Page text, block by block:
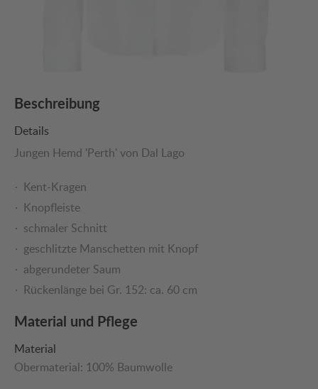
Beschreibung
Details
Jungen Hemd 'Perth' von Dal Lago
Kent-Kragen
Knopfleiste
schmaler Schnitt
geschlitzte Manschetten mit Knopf
abgerundeter Saum
Rückenlänge bei Gr. 152: ca. 60 cm
Material und Pflege
Material
Obermaterial: 100% Baumwolle